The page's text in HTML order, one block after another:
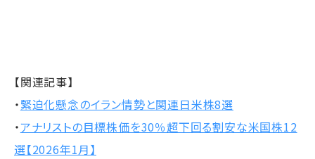
【関連記事】
・緊迫化懸念のイラン情勢と関連日米株8選
・アナリストの目標株価を30％超下回る割安な米国株12
選【2026年1月】